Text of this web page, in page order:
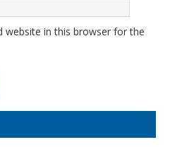
website in this browser for the